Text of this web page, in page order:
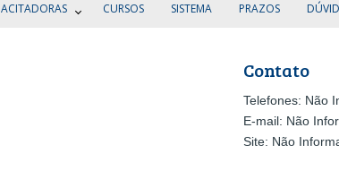
CURSOS SISTEMA PRAZOS
Contato
Telefones: Não
E-mail: Não
Site: Não